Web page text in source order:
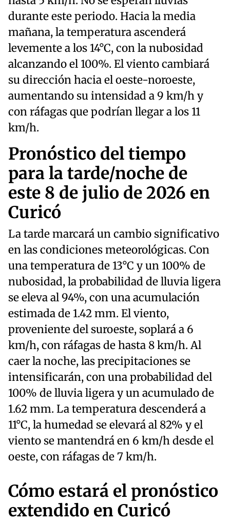
durante este periodo. Hacia la media
mañana, la temperatura ascenderá
levemente a los 14°C, con la nubosidad
alcanzando el 100%. El viento cambiará
su dirección hacia el oeste-noroeste,
aumentando su intensidad a 9 km/h y
con ráfagas que podrían llegar a los 11
km/h.
Pronóstico del tiempo
para la tarde/noche de
este 8 de julio de 2026 en
Curicó
La tarde marcará un cambio significativo
en las condiciones meteorológicas. Con
una temperatura de 13°C y un 100% de
nubosidad, la probabilidad de lluvia ligera
se eleva al 94%, con una acumulación
estimada de 1.42 mm. El viento,
proveniente del suroeste, soplará a 6
km/h, con ráfagas de hasta 8 km/h. Al
caer la noche, las precipitaciones se
intensificarán, con una probabilidad del
100% de lluvia ligera y un acumulado de
1.62 mm. La temperatura descenderá a
11°C, la humedad se elevará al 82% y el
viento se mantendrá en 6 km/h desde el
oeste, con ráfagas de 7 km/h.
Cómo estará el pronóstico
extendido en Curicó